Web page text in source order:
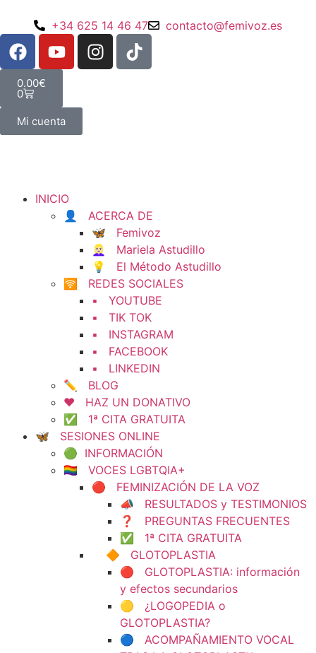
+34 625 14 46 47 contacto@femivoz.es
0.00€
0
Mi cuenta
INICIO
👤 ACERCA DE
🦋 Femivoz
👱🏻‍♀️ Mariela Astudillo
💡 El Método Astudillo
🛜 REDES SOCIALES
▪️ YOUTUBE
▪️ TIK TOK
▪️ INSTAGRAM
▪️ FACEBOOK
▪️ LINKEDIN
✏️ BLOG
❤️ HAZ UN DONATIVO
✅ 1ª CITA GRATUITA
🦋 SESIONES ONLINE
🟢 INFORMACIÓN
🏳️‍🌈 VOCES LGBTQIA+
🔴 FEMINIZACIÓN DE LA VOZ
📣 RESULTADOS y TESTIMONIOS
❓ PREGUNTAS FRECUENTES
✅ 1ª CITA GRATUITA
🔶 GLOTOPLASTIA
🔴 GLOTOPLASTIA: información
y efectos secundarios
🟡 ¿LOGOPEDIA o
GLOTOPLASTIA?
🔵 ACOMPAÑAMIENTO VOCAL